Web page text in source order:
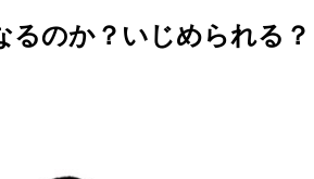
るのか？いじめられる